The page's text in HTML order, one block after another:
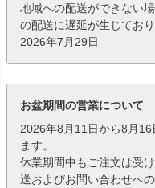
地域への配送ができない
の配送に遅延が生じてお
2026年7月29日
お盆期間の営業について
2026年8月11日から8月
ます。
休業期間中もご注文は受
送およびお問い合わせへ